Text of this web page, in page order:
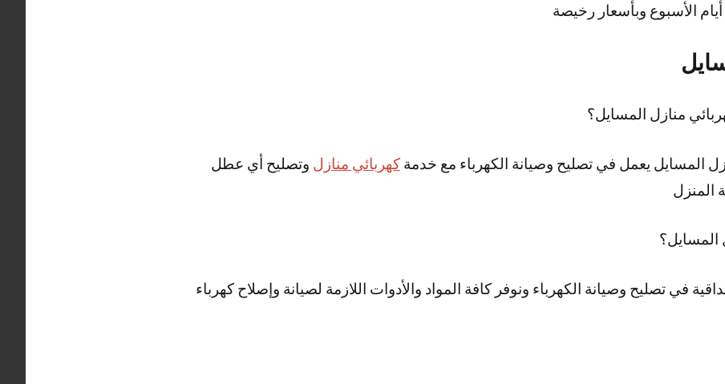
الأسبوع وبأسعار رخيصة
منازل المسايل؟
المسايل يعمل في تصليح وصيانة الكهرباء مع خدمة كهربائي منازل وتصليح أي عطل
المنزل
المسايل؟
في تصليح وصيانة الكهرباء ونوفر كافة المواد والأدوات اللازمة لصيانة وإصلاح كهرباء